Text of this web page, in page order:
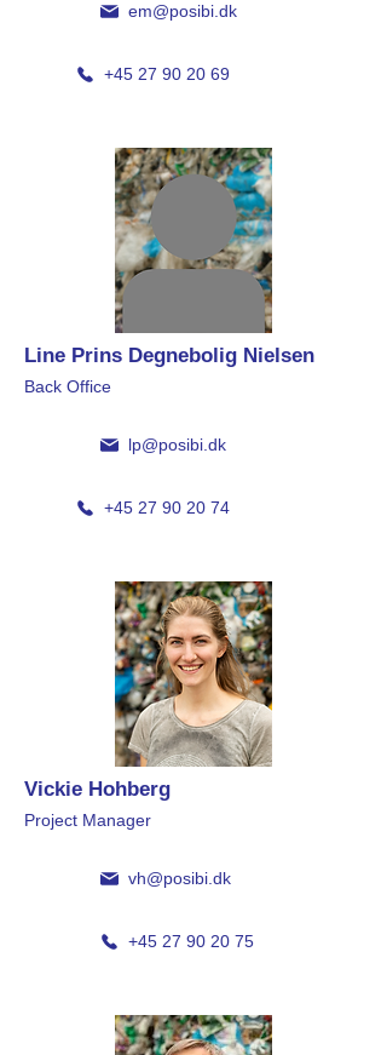
em@posibi.dk
+45 27 90 20 69
Line Prins Degnebolig Nielsen
Back Office
lp@posibi.dk
+45 27 90 20 74
Vickie Hohberg
Project Manager
vh@posibi.dk
+45 27 90 20 75